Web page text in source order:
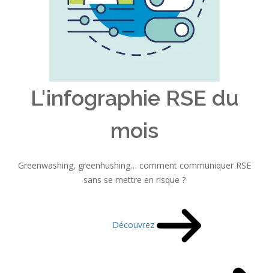
L'infographie RSE du
mois
Greenwashing, greenhushing… comment communiquer RSE
sans se mettre en risque ?
Découvrez